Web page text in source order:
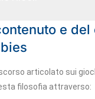
e del
articolato sui
filosofia attraverso: